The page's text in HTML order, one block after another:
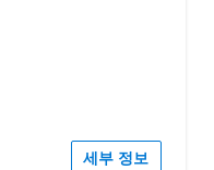
세부 정보